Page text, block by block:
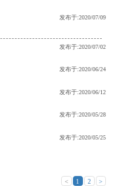
发布于:2020/07/09
发布于:2020/07/02
发布于:2020/06/24
发布于:2020/06/12
发布于:2020/05/28
发布于:2020/05/25
< 1 2 >